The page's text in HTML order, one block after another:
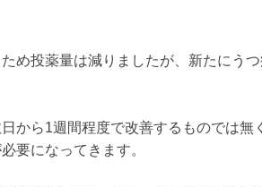
め投薬量は減りましたが、新たにう
から1週間程度で改善するものでは無
要になってきます。